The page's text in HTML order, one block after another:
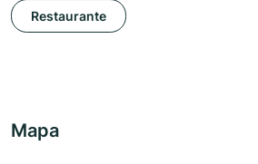
Restaurante
Mapa